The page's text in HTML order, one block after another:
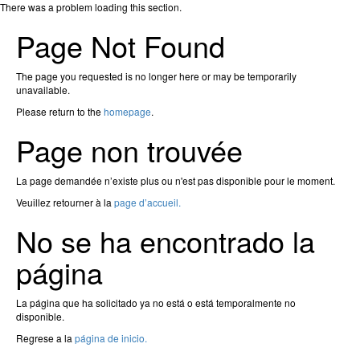
There was a problem loading this section.
Page Not Found
The page you requested is no longer here or may be temporarily
unavailable.
Please return to thehomepage.
Page non trouvée
La page demandée n’existe plus ou n'est pas disponible pour le moment.
Veuillez retourner à la page d’accueil.
No se ha encontrado la
página
La página que ha solicitado ya no está o está temporalmente no
disponible.
Regrese a la página de inicio.